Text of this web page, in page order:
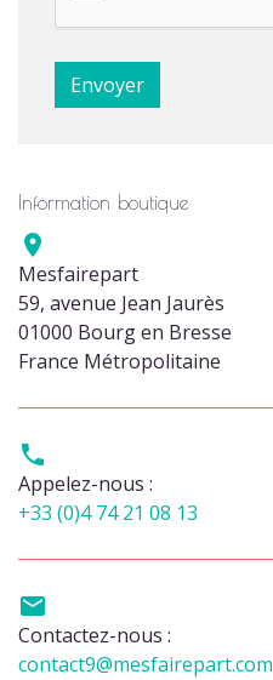
Information boutique

Mesfairepart
59, avenue Jean Jaurès
01000 Bourg en Bresse
France Métropolitaine

Appelez-nous :
+33 (0)4 74 21 08 13

Contactez-nous :
contact9@mesfairepart.com